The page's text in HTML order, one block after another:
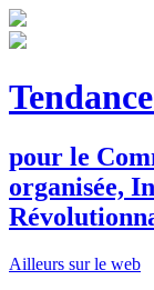
pour le C
organisée, I
R
Ailleurs sur le web